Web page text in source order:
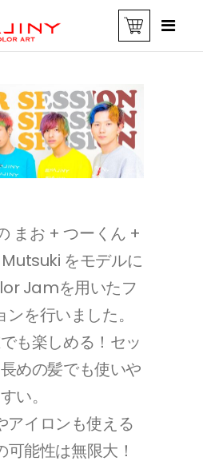
まお + つーくん +
をモデルに
Jamを用いたフ
を行いました。
も楽しめる！セッ
めの髪でも使いや
すい。
アイロンも使える
能性は無限大！